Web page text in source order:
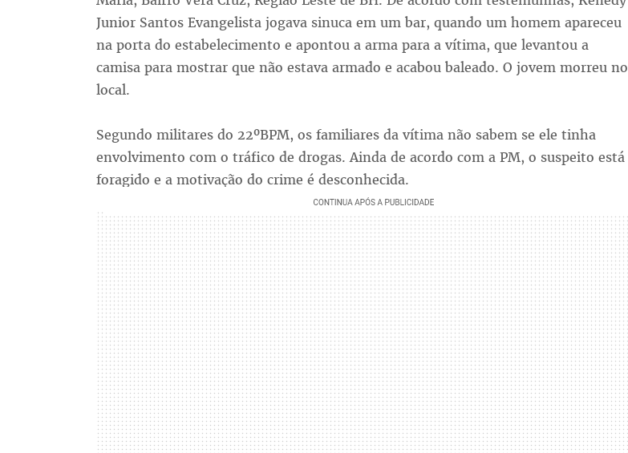
Junior Santos Evangelista jogava sinuca em um bar, quando um homem apareceu
na porta do estabelecimento e apontou a arma para a vítima, que levantou a
camisa para mostrar que não estava armado e acabou baleado. O jovem morreu no
local.
Segundo militares do 22ºBPM, os familiares da vítima não sabem se ele tinha
envolvimento com o tráfico de drogas. Ainda de acordo com a PM, o suspeito está
foragido e a motivação do crime é desconhecida.